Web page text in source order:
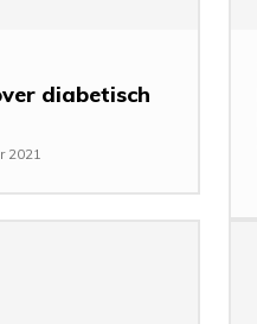
diabetisch
2021